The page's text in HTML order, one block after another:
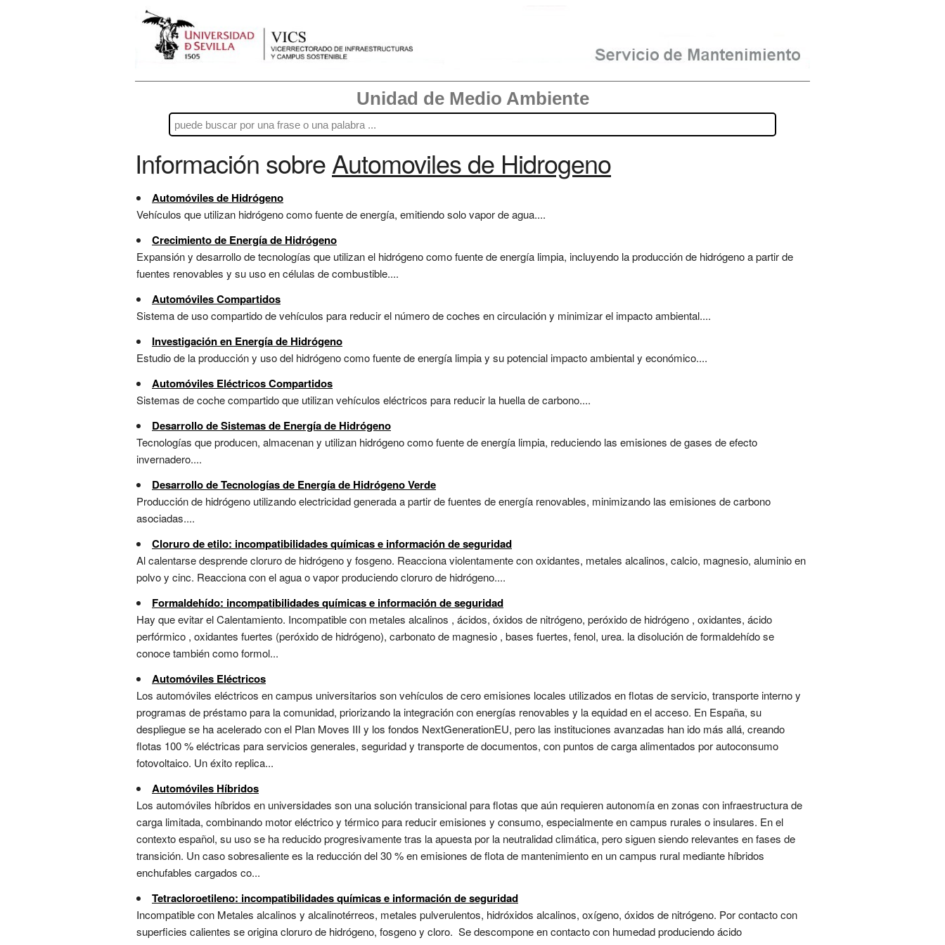
Unidad de Medio Ambiente
Información sobreAutomoviles de Hidrogeno
Automóviles de Hidrógeno
Vehículos que utilizan hidrógeno como fuente de energía, emitiendo solo vapor de agua....
Crecimiento de Energía de Hidrógeno
Expansión y desarrollo de tecnologías que utilizan el hidrógeno como fuente de energía limpia, incluyendo la producción de hidrógeno a partir de
fuentes renovables y su uso en células de combustible....
Automóviles Compartidos
Sistema de uso compartido de vehículos para reducir el número de coches en circulación y minimizar el impacto ambiental....
Investigación en Energía de Hidrógeno
Estudio de la producción y uso del hidrógeno como fuente de energía limpia y su potencial impacto ambiental y económico....
Automóviles Eléctricos Compartidos
Sistemas de coche compartido que utilizan vehículos eléctricos para reducir la huella de carbono....
Desarrollo de Sistemas de Energía de Hidrógeno
Tecnologías que producen, almacenan y utilizan hidrógeno como fuente de energía limpia, reduciendo las emisiones de gases de efecto
invernadero....
Desarrollo de Tecnologías de Energía de Hidrógeno Verde
Producción de hidrógeno utilizando electricidad generada a partir de fuentes de energía renovables, minimizando las emisiones de carbono
asociadas....
Cloruro de etilo: incompatibilidades químicas e información de seguridad
Al calentarse desprende cloruro de hidrógeno y fosgeno. Reacciona violentamente con oxidantes, metales alcalinos, calcio, magnesio, aluminio en
polvo y cinc. Reacciona con el agua o vapor produciendo cloruro de hidrógeno....
Formaldehído: incompatibilidades químicas e información de seguridad
Hay que evitar el Calentamiento. Incompatible con metales alcalinos , ácidos, óxidos de nitrógeno, peróxido de hidrógeno , oxidantes, ácido
perfórmico , oxidantes fuertes (peróxido de hidrógeno), carbonato de magnesio , bases fuertes, fenol, urea. la disolución de formaldehído se
conoce también como formol...
Automóviles Eléctricos
Los automóviles eléctricos en campus universitarios son vehículos de cero emisiones locales utilizados en flotas de servicio, transporte interno y
programas de préstamo para la comunidad, priorizando la integración con energías renovables y la equidad en el acceso. En España, su
despliegue se ha acelerado con el Plan Moves III y los fondos NextGenerationEU, pero las instituciones avanzadas han ido más allá, creando
flotas 100 % eléctricas para servicios generales, seguridad y transporte de documentos, con puntos de carga alimentados por autoconsumo
fotovoltaico. Un éxito replica...
Automóviles Híbridos
Los automóviles híbridos en universidades son una solución transicional para flotas que aún requieren autonomía en zonas con infraestructura de
carga limitada, combinando motor eléctrico y térmico para reducir emisiones y consumo, especialmente en campus rurales o insulares. En el
contexto español, su uso se ha reducido progresivamente tras la apuesta por la neutralidad climática, pero siguen siendo relevantes en fases de
transición. Un caso sobresaliente es la reducción del 30 % en emisiones de flota de mantenimiento en un campus rural mediante híbridos
enchufables cargados co...
Tetracloroetileno: incompatibilidades químicas e información de seguridad
Incompatible con Metales alcalinos y alcalinotérreos, metales pulverulentos, hidróxidos alcalinos, oxígeno, óxidos de nitrógeno. Por contacto con
superficies calientes se origina cloruro de hidrógeno, fosgeno y cloro. Se descompone en contacto con humedad produciendo ácido